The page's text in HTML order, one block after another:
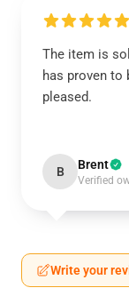
The item is
has proven to
pleased.
B Brent
Verified
Write your